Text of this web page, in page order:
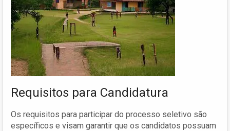
Requisitos para Candidatura
Os requisitos para participar do processo seletivo são
específicos e visam garantir que os candidatos possuam